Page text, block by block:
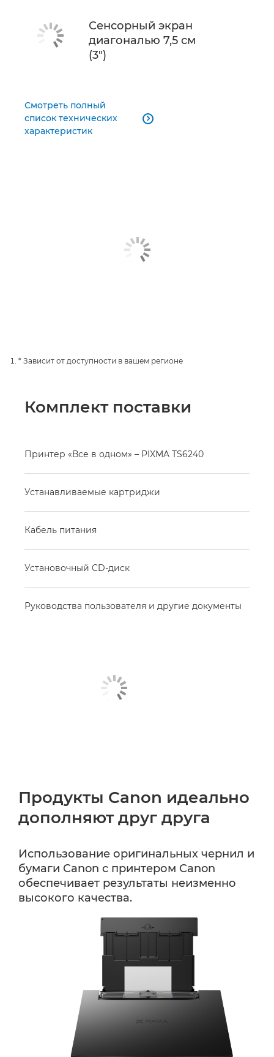
Сенсорный экран
диагональю 7,5 см
(3")
Смотреть полный
список технических
характеристик

* Зависит от доступности в вашем регионе
Комплект поставки
Принтер «Все в одном» – PIXMA TS6240
Устанавливаемые картриджи
Кабель питания
Установочный CD-диск
Руководства пользователя и другие документы
Продукты Canon идеально
дополняют друг друга
Использование оригинальных чернил и
бумаги Canon с принтером Canon
обеспечивает результаты неизменно
высокого качества.